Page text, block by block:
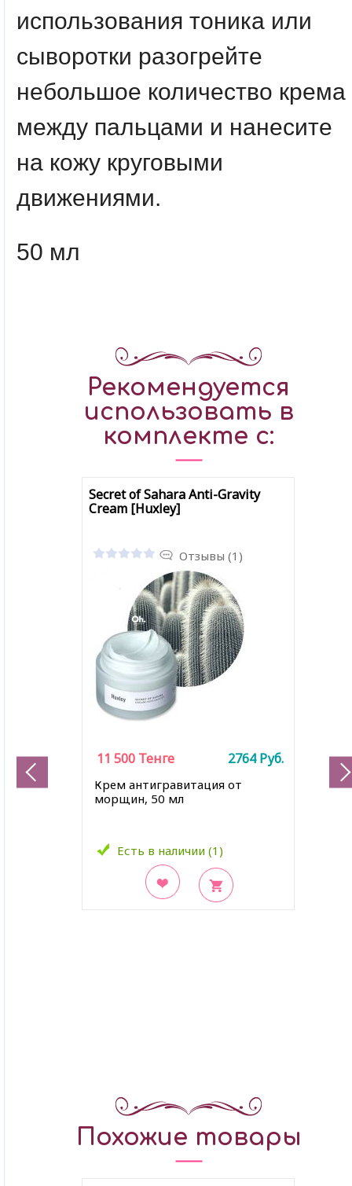
использования тоника или
сыворотки разогрейте
небольшое количество крема
между пальцами и нанесите
на кожу круговыми
движениями.
50 мл
Рекомендуется
использовать в
комплекте с:
Secret of Sahara Anti-Gravity
Cream [Huxley]
Отзывы (1)
Крем антигравитация от
морщин, 50 мл
Есть в наличии (1)
11 500 Тенге 2764Руб.
Похожие товары